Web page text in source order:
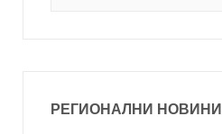
РЕГИОНАЛНИ НОВИНИ